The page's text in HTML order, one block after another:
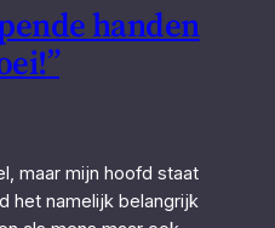
handen
maar mijn hoofd staat
het namelijk belangrijk